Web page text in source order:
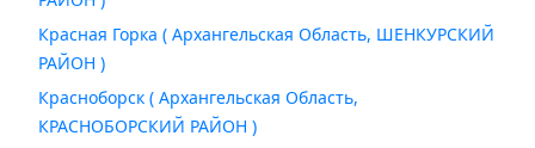
Красная Горка ( Архангельская Область, ШЕНКУРСКИЙ
РАЙОН )
Красноборск ( Архангельская Область,
КРАСНОБОРСКИЙ РАЙОН )